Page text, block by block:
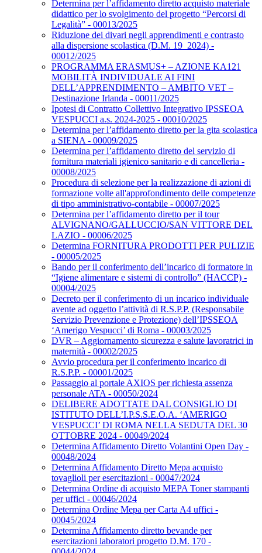
Determina per l’affidamento diretto acquisto materiale
didattico per lo svolgimento del progetto “Percorsi di
Legalità” - 00013/2025
Riduzione dei divari negli apprendimenti e contrasto
alla dispersione scolastica (D.M. 19_2024) -
00012/2025
PROGRAMMA ERASMUS+ – AZIONE KA121
MOBILITÀ INDIVIDUALE AI FINI
DELL’APPRENDIMENTO – AMBITO VET –
Destinazione Irlanda - 00011/2025
Ipotesi di Contratto Collettivo Integrativo IPSSEOA
VESPUCCI a.s. 2024-2025 - 00010/2025
Determina per l’affidamento diretto per la gita scolastica
a SIENA - 00009/2025
Determina per l’affidamento diretto del servizio di
fornitura materiali igienico sanitario e di cancelleria -
00008/2025
Procedura di selezione per la realizzazione di azioni di
formazione volte all'approfondimento delle competenze
di tipo amministrativo-contabile - 00007/2025
Determina per l’affidamento diretto per il tour
ALVIGNANO/GALLUCCIO/SAN VITTORE DEL
LAZIO - 00006/2025
Determina FORNITURA PRODOTTI PER PULIZIE
- 00005/2025
Bando per il conferimento dell’incarico di formatore in
“Igiene alimentare e sistemi di controllo” (HACCP) -
00004/2025
Decreto per il conferimento di un incarico individuale
avente ad oggetto l’attività di R.S.P.P. (Responsabile
Servizio Prevenzione e Protezione) dell’IPSSEOA
‘Amerigo Vespucci’ di Roma - 00003/2025
DVR – Aggiornamento sicurezza e salute lavoratrici in
maternità - 00002/2025
Avvio procedura per il conferimento incarico di
R.S.P.P. - 00001/2025
Passaggio al portale AXIOS per richiesta assenza
personale ATA - 00050/2024
DELIBERE ADOTTATE DAL CONSIGLIO DI
ISTITUTO DELL’I.P.S.S.E.O.A. ‘AMERIGO
VESPUCCI’ DI ROMA NELLA SEDUTA DEL 30
OTTOBRE 2024 - 00049/2024
Determina Affidamento Diretto Volantini Open Day -
00048/2024
Determina Affidamento Diretto Mepa acquisto
tovaglioli per esercitazioni - 00047/2024
Determina Ordine di acquisto MEPA Toner stampanti
per uffici - 00046/2024
Determina Ordine Mepa per Carta A4 uffici -
00045/2024
Determina Affidamento diretto bevande per
esercitazioni laboratori progetto D.M. 170 -